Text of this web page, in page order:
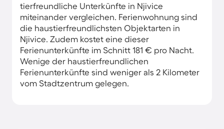
tierfreundliche Unterkünfte in Njivice
miteinander vergleichen. Ferienwohnung sind
die haustierfreundlichsten Objektarten in
Njivice. Zudem kostet eine dieser
Ferienunterkünfte im Schnitt 181 € pro Nacht.
Wenige der haustierfreundlichen
Ferienunterkünfte sind weniger als 2 Kilometer
vom Stadtzentrum gelegen.